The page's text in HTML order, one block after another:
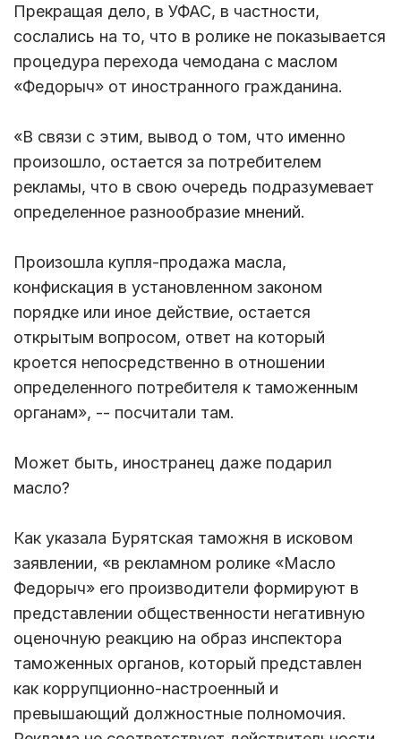
Прекращая дело, в УФАС, в частности,
сослались на то, что в ролике не показывается
процедура перехода чемодана с маслом
«Федорыч» от иностранного гражданина.
«В связи с этим, вывод о том, что именно
произошло, остается за потребителем
рекламы, что в свою очередь подразумевает
определенное разнообразие мнений.
Произошла купля-продажа масла,
конфискация в установленном законом
порядке или иное действие, остается
открытым вопросом, ответ на который
кроется непосредственно в отношении
определенного потребителя к таможенным
органам», -- посчитали там.
Может быть, иностранец даже подарил
масло?
Как указала Бурятская таможня в исковом
заявлении, «в рекламном ролике «Масло
Федорыч» его производители формируют в
представлении общественности негативную
оценочную реакцию на образ инспектора
таможенных органов, который представлен
как коррупционно-настроенный и
превышающий должностные полномочия.